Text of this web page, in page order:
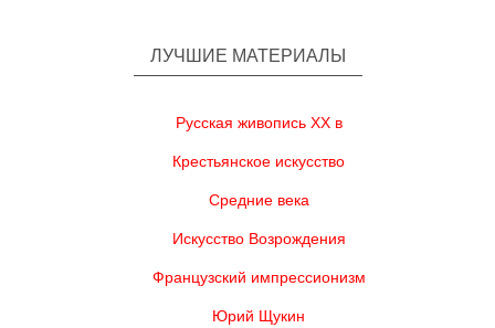
ЛУЧШИЕ МАТЕРИАЛЫ
Русская живопись XX в
Крестьянское искусство
Средние века
Искусство Возрождения
Французский импрессионизм
Юрий Щукин